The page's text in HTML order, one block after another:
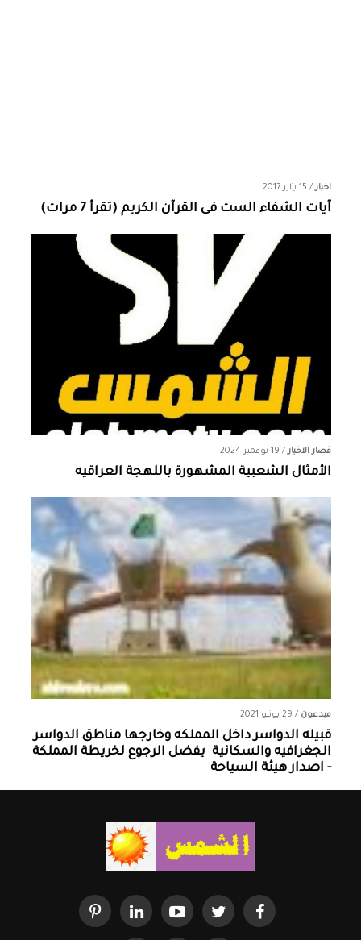
اخبار/ 15 يناير 2017
آيات الشفاء الست فى القرآن الكريم (تقرأ 7 مرات)
قصار الاخبار/ 19 نوفمبر 2024
الأمثال الشعبية المشهورة باللهجة العراقيه
مبدعون / 29 يونيو 2021
قبيله الدواسر داخل المملكه وخارجها ‏مناطق الدواسر
الجغرافيه والسكانية ‏ يفضل الرجوع لخريطة المملكة
- اصدار هيئة السياحة